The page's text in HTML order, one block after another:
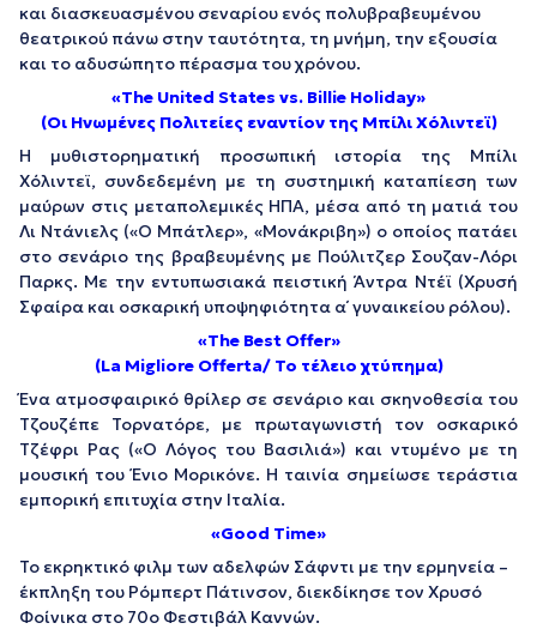
και διασκευασμένου σεναρίου ενός πολυβραβευμένου
θεατρικού πάνω στην ταυτότητα, τη μνήμη, την εξουσία
και το αδυσώπητο πέρασμα του χρόνου.
«The United States vs. Billie Holiday»
(Οι Ηνωμένες Πολιτείες εναντίον της Μπίλι Χόλιντεϊ)
Η μυθιστορηματική προσωπική ιστορία της Μπίλι
Χόλιντεϊ, συνδεδεμένη με τη συστημική καταπίεση των
μαύρων στις μεταπολεμικές ΗΠΑ, μέσα από τη ματιά του
Λι Ντάνιελς («Ο Μπάτλερ», «Μονάκριβη») ο οποίος πατάει
στο σενάριο της βραβευμένης με Πούλιτζερ Σουζαν-Λόρι
Παρκς. Με την εντυπωσιακά πειστική Άντρα Ντέϊ (Χρυσή
Σφαίρα και οσκαρική υποψηφιότητα α΄ γυναικείου ρόλου).
«The Best Offer»
(La Migliore Offerta/ Το τέλειο χτύπημα)
Ένα ατμοσφαιρικό θρίλερ σε σενάριο και σκηνοθεσία του
Τζουζέπε Τορνατόρε, με πρωταγωνιστή τον οσκαρικό
Τζέφρι Ρας («Ο Λόγος του Βασιλιά») και ντυμένο με τη
μουσική του Ένιο Μορικόνε. Η ταινία σημείωσε τεράστια
εμπορική επιτυχία στην Ιταλία.
«Good Time»
Το εκρηκτικό φιλμ των αδελφών Σάφντι με την ερμηνεία –
έκπληξη του Ρόμπερτ Πάτινσον, διεκδίκησε τον Χρυσό
Φοίνικα στο 70ο Φεστιβάλ Καννών.